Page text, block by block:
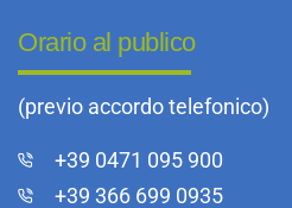
Orario al publico
(previo accordo telefonico)
+39 0471 095 900
+39 366 699 0935